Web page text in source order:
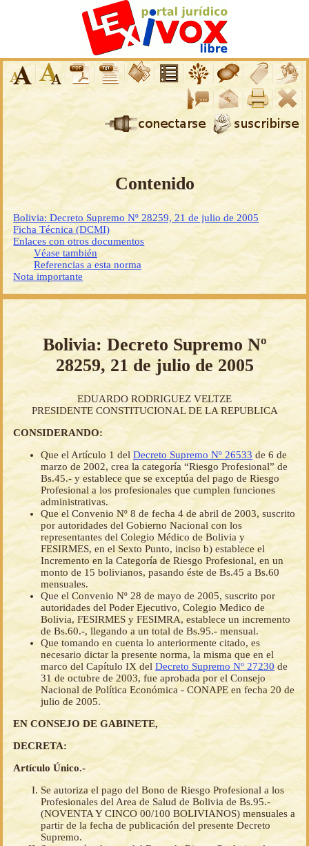
Contenido
Bolivia: Decreto Supremo Nº 28259, 21 de julio de 2005
Ficha Técnica (DCMI)
Enlaces con otros documentos
Véase también
Referencias a esta norma
Nota importante
Bolivia: Decreto Supremo Nº
28259, 21 de julio de 2005
EDUARDO RODRIGUEZ VELTZE
PRESIDENTE CONSTITUCIONAL DE LA REPUBLICA
CONSIDERANDO:
Que el Artículo 1 del Decreto Supremo Nº 26533 de 6 de
marzo de 2002, crea la categoría “Riesgo Profesional” de
Bs.45.- y establece que se exceptúa del pago de Riesgo
Profesional a los profesionales que cumplen funciones
administrativas.
Que el Convenio Nº 8 de fecha 4 de abril de 2003, suscrito
por autoridades del Gobierno Nacional con los
representantes del Colegio Médico de Bolivia y
FESIRMES, en el Sexto Punto, inciso b) establece el
Incremento en la Categoría de Riesgo Profesional, en un
monto de 15 bolivianos, pasando éste de Bs.45 a Bs.60
mensuales.
Que el Convenio Nº 28 de mayo de 2005, suscrito por
autoridades del Poder Ejecutivo, Colegio Medico de
Bolivia, FESIRMES y FESIMRA, establece un incremento
de Bs.60.-, llegando a un total de Bs.95.- mensual.
Que tomando en cuenta lo anteriormente citado, es
necesario dictar la presente norma, la misma que en el
marco del Capítulo IX del Decreto Supremo Nº 27230 de
31 de octubre de 2003, fue aprobada por el Consejo
Nacional de Política Económica - CONAPE en fecha 20 de
julio de 2005.
EN CONSEJO DE GABINETE,
DECRETA:
Artículo Único.-
Se autoriza el pago del Bono de Riesgo Profesional a los
Profesionales del Area de Salud de Bolivia de Bs.95.-
(NOVENTA Y CINCO 00/100 BOLIVIANOS) mensuales a
partir de la fecha de publicación del presente Decreto
Supremo.